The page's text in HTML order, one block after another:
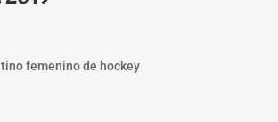
femenino de hockey